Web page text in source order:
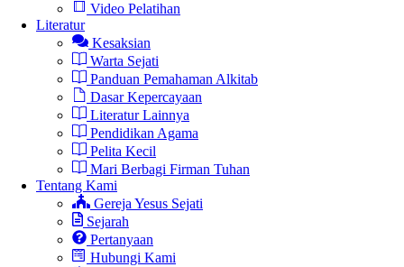
Video Pelatihan
Literatur
Kesaksian
Warta Sejati
Panduan Pemahaman Alkitab
Dasar Kepercayaan
Literatur Lainnya
Pendidikan Agama
Pelita Kecil
Mari Berbagi Firman Tuhan
Tentang Kami
Gereja Yesus Sejati
Sejarah
Pertanyaan
Hubungi Kami